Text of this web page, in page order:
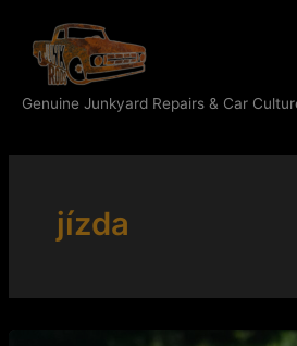
obsah
Genuine Junkyard Repairs & Car
jízda